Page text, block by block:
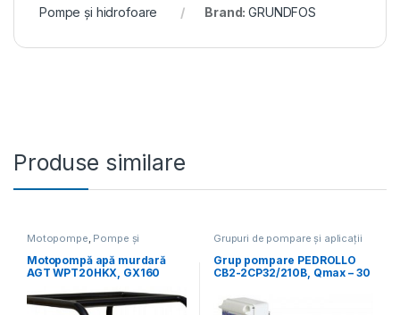
Pompe și hidrofoare
Brand:GRUNDFOS
Produse similare
Motopompe Pompe și
hidrofoare
Motopompă apă murdară
AGT WPT20HKX, GX160
Grupuri de pompare și aplicații
speciale Pompe și hidrofoare
Grup pompare PEDROLLO
CB2-2CP32/210B, Qmax – 30